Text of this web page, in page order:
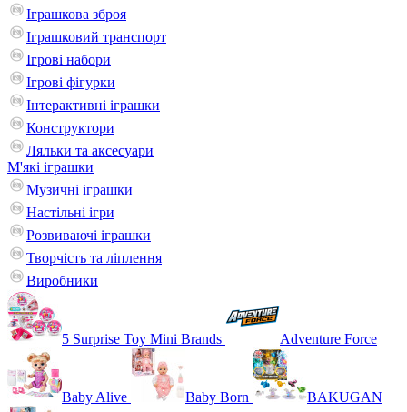
Іграшкова зброя
Іграшковий транспорт
Ігрові набори
Ігрові фігурки
Інтерактивні іграшки
Конструктори
Ляльки та аксесуари
М'які іграшки
Музичні іграшки
Настільні iгри
Розвиваючі іграшки
Творчість та ліплення
Виробники
5 Surprise Toy Mini Brands Adventure Force
Baby Alive Baby Born BAKUGAN